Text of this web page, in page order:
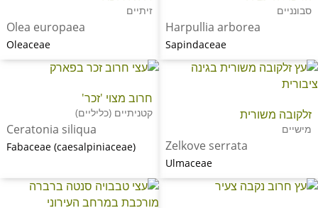
סבונניים
Harpullia arborea
Sapindaceae
זיתיים
Olea europaea
Oleaceae
זלקובה משורית
מישיים
Zelkove serrata
Ulmaceae
חרוב מצוי 'זכר'
קטניתיים (כליליים)
Ceratonia siliqua
Fabaceae (caesalpiniaceae)